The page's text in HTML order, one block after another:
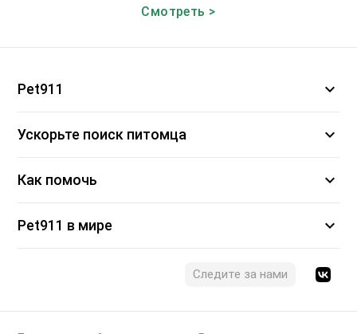
Смотреть >
Pet911 expand_more
Ускорьте поиск питомца expand_more
Как помочь expand_more
Pet911 в мире expand_more
Следите за нами